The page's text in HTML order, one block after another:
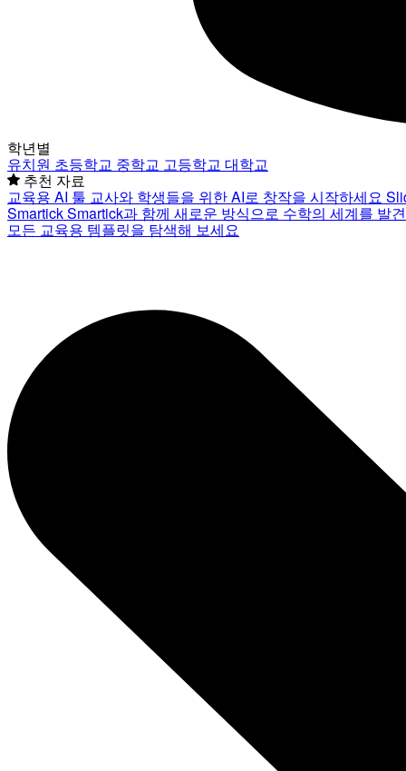
학년별
유치원 초등학교 중학교 고등학교 대학교
추천 자료
교육용 AI 툴 교사와 학생들을 위한 AI로 창작을 시작하세요
SmartickSmartick과 함께 새로운 방식으로 수학의 세계를 발
모든 교육용 템플릿을 탐색해 보세요